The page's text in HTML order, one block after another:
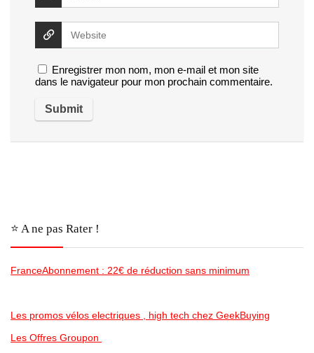
Enregistrer mon nom, mon e-mail et mon site
dans le navigateur pour mon prochain commentaire.
⭐️ A ne pas Rater !
FranceAbonnement : 22€ de réduction sans minimum
Les promos vélos electriques , high tech chez GeekBuying
Les Offres Groupon